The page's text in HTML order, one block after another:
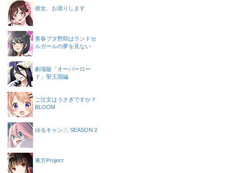
彼女、お借りします
青春ブタ野郎はランドセ
ルガールの夢を見ない
劇場版「オーバーロー
ド」聖王国編
ご注文はうさぎですか？
BLOOM
ゆるキャン△ SEASON 2
東方Project